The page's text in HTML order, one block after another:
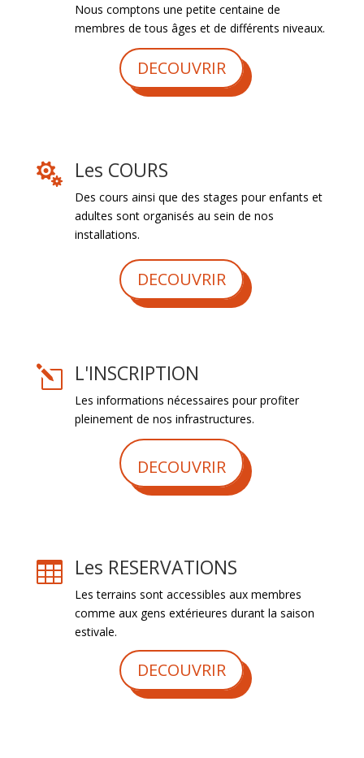
Nous comptons une petite centaine de
membres de tous âges et de différents niveaux.
DECOUVRIR
 Les COURS
Des cours ainsi que des stages pour enfants et
adultes sont organisés au sein de nos
installations.
DECOUVRIR
l L'INSCRIPTION
Les informations nécessaires pour profiter
pleinement de nos infrastructures.
DECOUVRIR
 Les RESERVATIONS
Les terrains sont accessibles aux membres
comme aux gens extérieures durant la saison
estivale.
DECOUVRIR